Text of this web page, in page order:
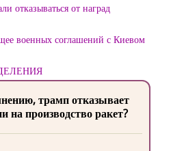
отказываться от наград
военных соглашений с Киевом
трамп отказывает
производство ракет?